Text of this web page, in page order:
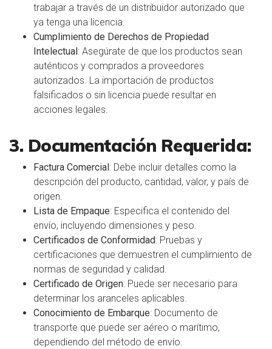
trabajar a través de un distribuidor autorizado que
ya tenga una licencia.
Cumplimiento de Derechos de Propiedad
Intelectual : Asegúrate de que los productos sean
auténticos y comprados a proveedores
autorizados. La importación de productos
falsificados o sin licencia puede resultar en
acciones legales.
3. Documentación Requerida:
Factura Comercial : Debe incluir detalles como la
descripción del producto, cantidad, valor, y país de
origen.
Lista de Empaque: Especifica el contenido del
envío, incluyendo dimensiones y peso.
Certificados de Conformidad: Pruebas y
certificaciones que demuestren el cumplimiento de
normas de seguridad y calidad.
Certificado de Origen: Puede ser necesario para
determinar los aranceles aplicables.
Conocimiento de Embarque: Documento de
transporte que puede ser aéreo o marítimo,
dependiendo del método de envío.